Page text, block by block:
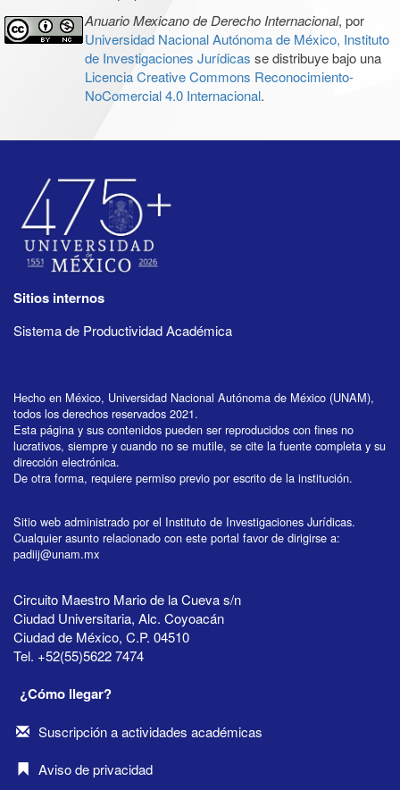
Anuario Mexicano de Derecho Internacional, por
Universidad Nacional Autónoma de México, Instituto
de Investigaciones Jurídicas se distribuye bajo una
Licencia Creative Commons Reconocimiento-
NoComercial 4.0 Internacional.
Sitios internos
Sistema de Productividad Académica
Hecho en México, Universidad Nacional Autónoma de México (UNAM),
todos los derechos reservados 2021.
Esta página y sus contenidos pueden ser reproducidos con fines no
lucrativos, siempre y cuando no se mutile, se cite la fuente completa y su
dirección electrónica.
De otra forma, requiere permiso previo por escrito de la institución.
Sitio web administrado por el Instituto de Investigaciones Jurídicas.
Cualquier asunto relacionado con este portal favor de dirigirse a:
padiij@unam.mx
Circuito Maestro Mario de la Cueva s/n
Ciudad Universitaria, Alc. Coyoacán
Ciudad de México, C.P. 04510
Tel. +52(55)5622 7474
¿Cómo llegar?
Suscripción a actividades académicas
Aviso de privacidad